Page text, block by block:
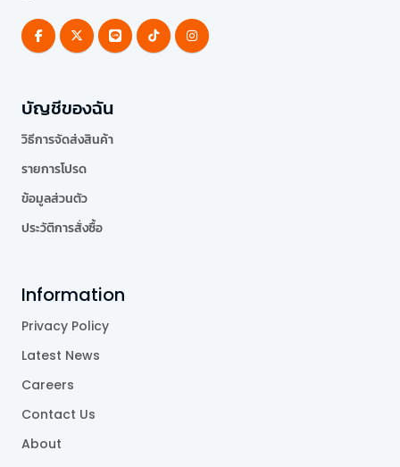
บัญชีของฉัน
วิธีการจัดส่งสินค้า
รายการโปรด
ข้อมูลส่วนตัว
ประวัติการสั่งซื้อ
Information
Privacy Policy
Latest News
Careers
Contact Us
About